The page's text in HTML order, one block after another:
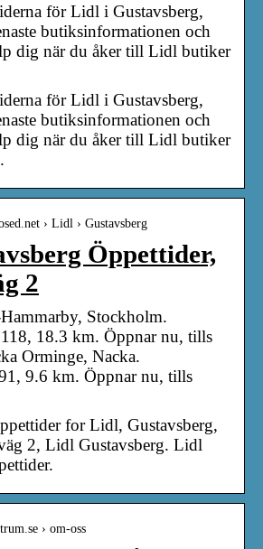
för Lidl i Gustavsberg,
butiksinformationen och
dig när du åker till Lidl butiker
för Lidl i Gustavsberg,
butiksinformationen och
dig när du åker till Lidl butiker
› Lidl › Gustavsberg
Öppettider,
2
Stockholm.
18.3 km. Öppnar nu, tills
Orminge, Nacka.
9.6 km. Öppnar nu, tills
for Lidl, Gustavsberg,
2, Lidl Gustavsberg. Lidl
› om-oss